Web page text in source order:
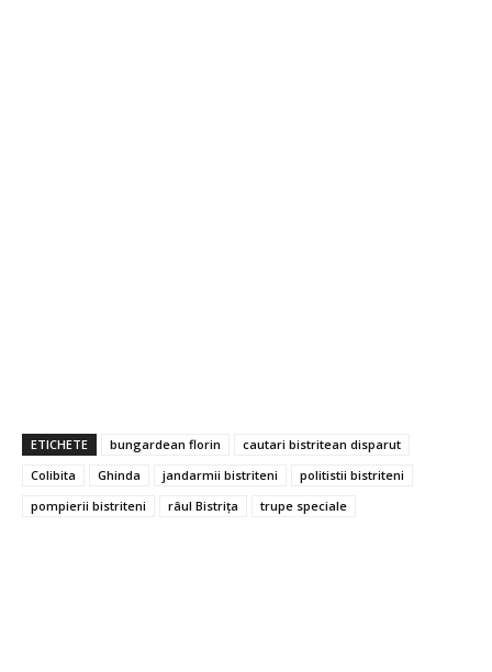
ETICHETE bungardean florin
cautari bistritean disparut
Colibita
Ghinda jandarmii bistriteni
politistii bistriteni
pompierii bistriteni
râul Bistrița trupe speciale